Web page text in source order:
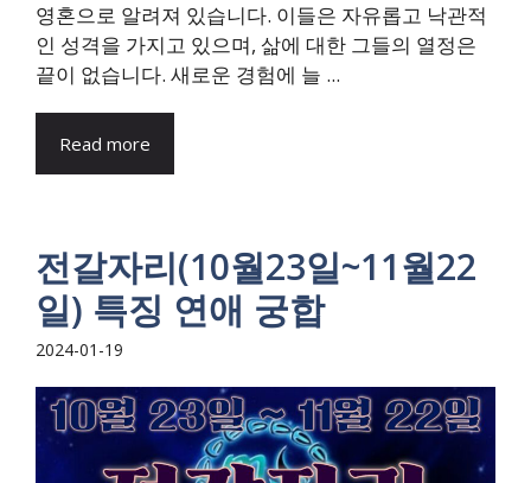
영혼으로 알려져 있습니다. 이들은 자유롭고 낙관적
인 성격을 가지고 있으며, 삶에 대한 그들의 열정은
끝이 없습니다. 새로운 경험에 늘 ...
Read more
전갈자리(10월23일~11월22
일) 특징 연애 궁합
2024-01-19